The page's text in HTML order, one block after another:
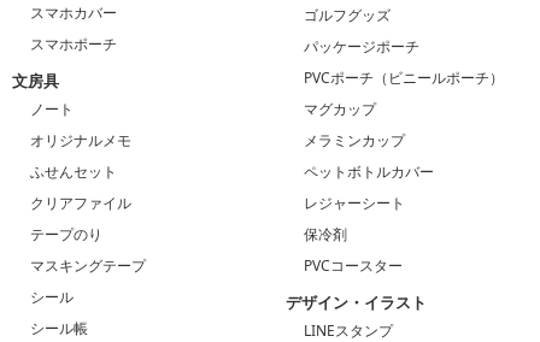
スマホカバー
スマホポーチ
文房具
ノート
オリジナルメモ
ふせんセット
クリアファイル
テープのり
マスキングテープ
シール
シール帳
ゴルフグッズ
パッケージポーチ
PVCポーチ（ビニールポーチ）
マグカップ
メラミンカップ
ペットボトルカバー
レジャーシート
保冷剤
PVCコースター
デザイン・イラスト
LINEスタンプ